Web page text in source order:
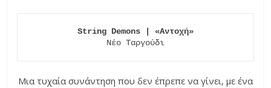
String Demons | «Αντοχή»
Νέο Ταργούδι
Μια τυχαία συνάντηση που δεν έπρεπε να γίνει, με ένα